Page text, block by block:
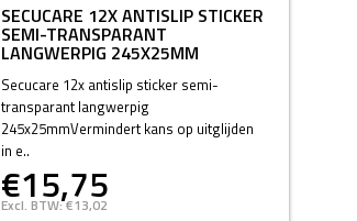
SECUCARE 12X ANTISLIP STICKER
SEMI-TRANSPARANT
LANGWERPIG 245X25MM
Secucare 12x antislip sticker semi-
transparant langwerpig
245x25mmVermindert kans op uitglijden
in e..
€15,75
Excl. BTW: €13,02